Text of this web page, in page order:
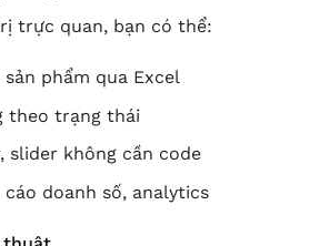
trực quan, bạn có thể:
phẩm qua Excel
theo trạng thái
slider không cần code
doanh số, analytics